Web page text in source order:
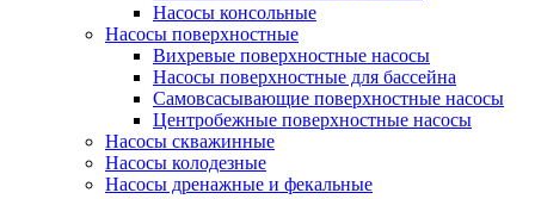
Насосы консольные
Насосы поверхностные
Вихревые поверхностные насосы
Насосы поверхностные для бассейна
Самовсасывающие поверхностные насосы
Центробежные поверхностные насосы
Насосы скважинные
Насосы колодезные
Насосы дренажные и фекальные